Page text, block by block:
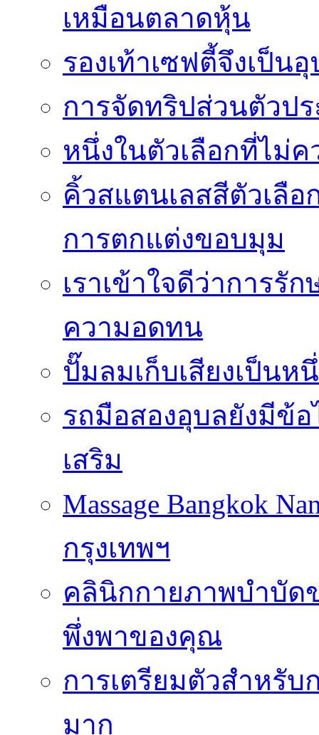
เหมือนตลาดหุ้น
รองเท้าเซฟตี้จึงเป็
การจัดทริปส่วนตัวป
หนึ่งในตัวเลือกที่ไม่ค
คิ้วสแตนเลสสีตัวเลื
การตกแต่งขอบมุม
เราเข้าใจดีว่าการรั
ความอดทน
ปั๊มลมเก็บเสียงเป็น
รถมือสองอุบลยังมีข้อ
เสริม
Massage Bangkok
กรุงเทพฯ
คลินิกกายภาพบำบัด
พึ่งพาของคุณ
การเตรียมตัวสำหรั
มาก